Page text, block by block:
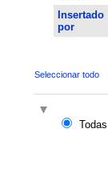
Insertado
por
Seleccionar todo